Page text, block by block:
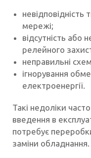
невідповідність
мережі;
відсутність або
релейного
неправильні
ігнорування
електроенергії.
Такі недоліки
введення в
потребує
заміни обладнання.